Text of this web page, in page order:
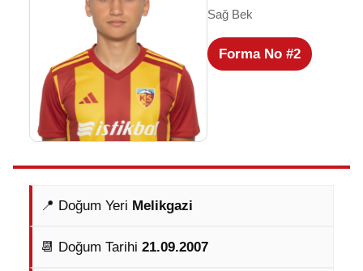
Sağ Bek
Forma No #2
📍 Doğum Yeri Melikgazi
📆 Doğum Tarihi 21.09.2007